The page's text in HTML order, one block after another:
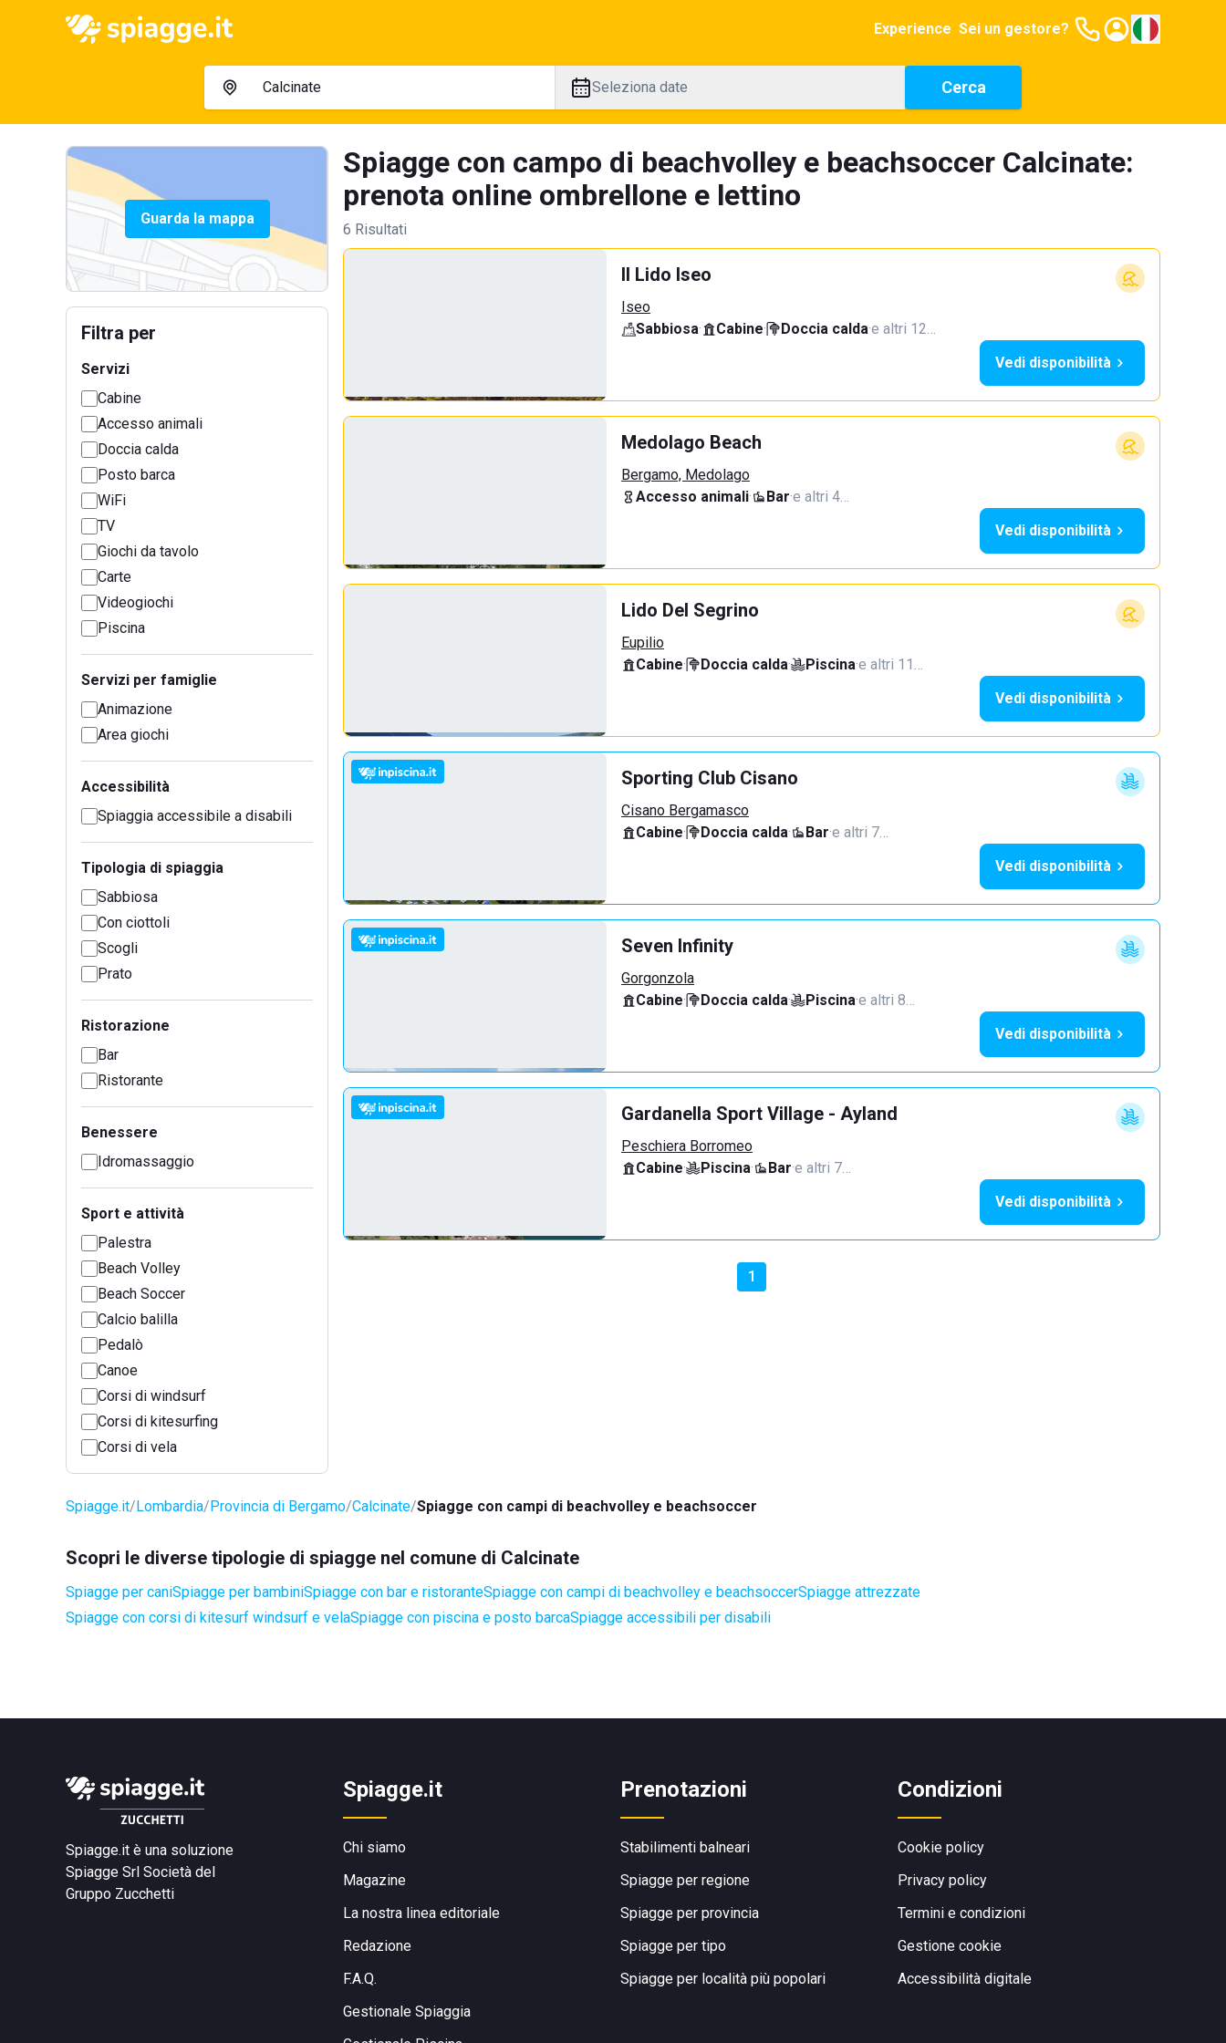
Experience Sei un gestore?
Seleziona date Cerca
Guarda la mappa
Filtra per
Servizi
Cabine
Accesso animali
Doccia calda
Posto barca
WiFi
TV
Giochi da tavolo
Carte
Videogiochi
Piscina
Servizi per famiglie
Animazione
Area giochi
Accessibilità
Spiaggia accessibile a disabili
Tipologia di spiaggia
Sabbiosa
Con ciottoli
Scogli
Prato
Ristorazione
Bar
Ristorante
Benessere
Idromassaggio
Sport e attività
Palestra
Beach Volley
Beach Soccer
Calcio balilla
Pedalò
Canoe
Corsi di windsurf
Corsi di kitesurfing
Corsi di vela
Spiagge con campo di beachvolley e beachsoccer Calcinate:
prenota online ombrellone e lettino
6 Risultati
Il Lido Iseo
Iseo
Sabbiosa· Cabine· Doccia calda·e altri 12…
Vedi disponibilità
Medolago Beach
Bergamo, Medolago
Accesso animali· Bar·e altri 4…
Vedi disponibilità
Lido Del Segrino
Eupilio
Cabine· Doccia calda· Piscina·e altri 11…
Vedi disponibilità
Sporting Club Cisano
Cisano Bergamasco
Cabine· Doccia calda· Bar·e altri 7…
Vedi disponibilità
Seven Infinity
Gorgonzola
Cabine· Doccia calda· Piscina·e altri 8…
Vedi disponibilità
Gardanella Sport Village - Ayland
Peschiera Borromeo
Cabine· Piscina· Bar·e altri 7…
Vedi disponibilità
1
Spiagge.it Lombardia Provincia di Bergamo Calcinate Spiagge con campi di beachvolley e beachsoccer
Scopri le diverse tipologie di spiagge nel comune di Calcinate
Spiagge per caniSpiagge per bambiniSpiagge con bar e ristoranteSpiagge con campi di beachvolley e beachsoccerSpiagge attrezzate
Spiagge con corsi di kitesurf windsurf e velaSpiagge con piscina e posto barcaSpiagge accessibili per disabili
Spiagge.it è una soluzione
Spiagge Srl Società del
Gruppo Zucchetti
Spiagge.it
Chi siamo
Magazine
La nostra linea editoriale
Redazione
F.A.Q.
Gestionale Spiaggia
Prenotazioni
Stabilimenti balneari
Spiagge per regione
Spiagge per provincia
Spiagge per tipo
Spiagge per località più popolari
Condizioni
Cookie policy
Privacy policy
Termini e condizioni
Gestione cookie
Accessibilità digitale